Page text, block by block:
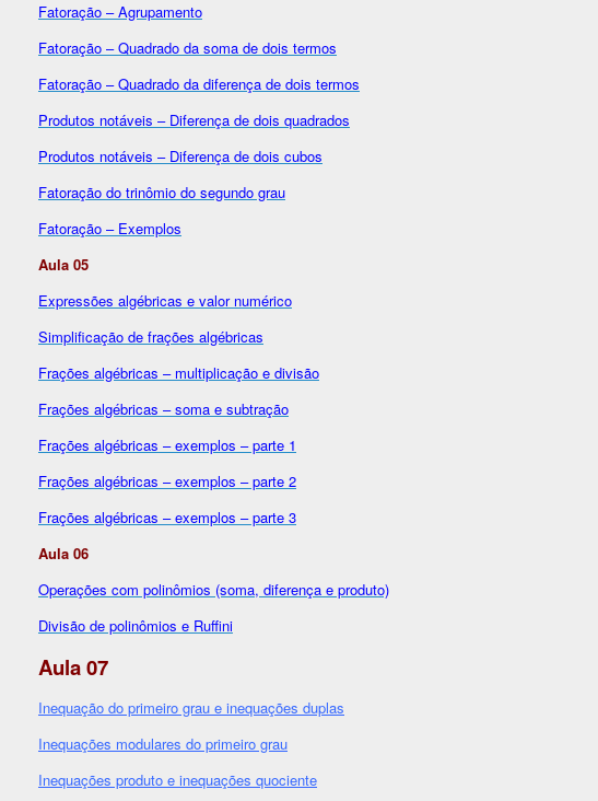
Fatoração – Agrupamento
Fatoração – Quadrado da soma de dois termos
Fatoração – Quadrado da diferença de dois termos
Produtos notáveis – Diferença de dois quadrados
Produtos notáveis – Diferença de dois cubos
Fatoração do trinômio do segundo grau
Fatoração – Exemplos
Aula 05
Expressões algébricas e valor numérico
Simplificação de frações algébricas
Frações algébricas – multiplicação e divisão
Frações algébricas – soma e subtração
Frações algébricas – exemplos – parte 1
Frações algébricas – exemplos – parte 2
Frações algébricas – exemplos – parte 3
Aula 06
Operações com polinômios (soma, diferença e produto)
Divisão de polinômios e Ruffini
Aula 07
Inequação do primeiro grau e inequações duplas
Inequações modulares do primeiro grau
Inequações produto e inequações quociente